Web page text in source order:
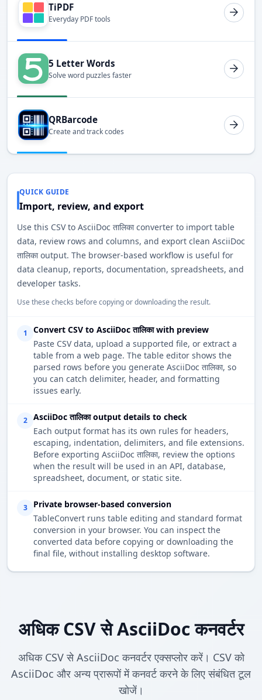
TiPDF
Everyday PDF tools
5 Letter Words
Solve word puzzles faster
QRBarcode
Create and track codes
QUICK GUIDE
Import, review, and export
Use this CSV to AsciiDoc तालिका converter to import table
data, review rows and columns, and export clean AsciiDoc
तालिका output. The browser-based workflow is useful for
data cleanup, reports, documentation, spreadsheets, and
developer tasks.
Use these checks before copying or downloading the result.
1
Convert CSV to AsciiDoc तालिका with preview
Paste CSV data, upload a supported file, or extract a
table from a web page. The table editor shows the
parsed rows before you generate AsciiDoc तालिका, so
you can catch delimiter, header, and formatting
issues early.
2
AsciiDoc तालिका output details to check
Each output format has its own rules for headers,
escaping, indentation, delimiters, and file extensions.
Before exporting AsciiDoc तालिका, review the options
when the result will be used in an API, database,
spreadsheet, document, or static site.
3
Private browser-based conversion
TableConvert runs table editing and standard format
conversion in your browser. You can inspect the
converted data before copying or downloading the
final file, without installing desktop software.
अधिक CSV से AsciiDoc कनवर्टर
अधिक CSV से AsciiDoc कनवर्टर एक्सप्लोर करें। CSV को
AsciiDoc और अन्य प्रारूपों में कनवर्ट करने के लिए संबंधित टूल
खोजें।